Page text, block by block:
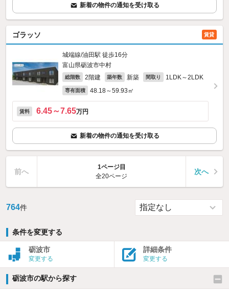
新着の物件の通知を受け取る
ゴラッソ 賃貸
城端線/油田駅 徒歩16分
富山県砺波市中村
総階数 2階建 築年数 新築 間取り 1LDK～2LDK
専有面積 48.18～59.93㎡
賃料 6.45～7.65万円
新着の物件の通知を受け取る
前へ
1ページ目
全20ページ
次へ
764件
条件を変更する
砺波市
変更する
詳細条件
変更する
砺波市の駅から探す